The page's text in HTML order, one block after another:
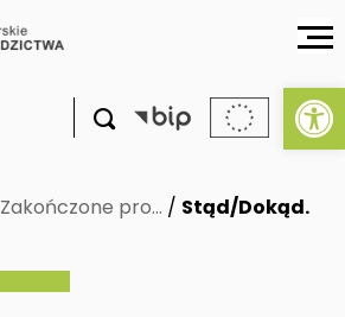

Zakończone pro… / Stąd/Dokąd.